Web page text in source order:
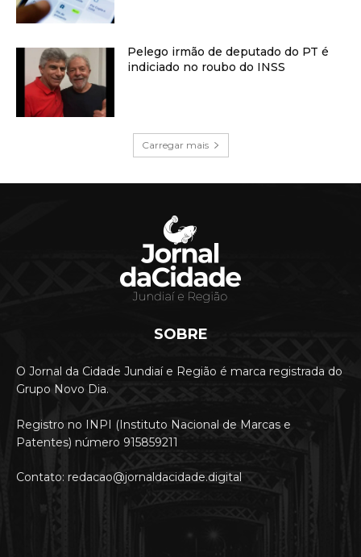
Pelego irmão de deputado do PT é
indiciado no roubo do INSS
Carregar mais
SOBRE
O Jornal da Cidade Jundiaí e Região é marca registrada do
Grupo Novo Dia.
Registro no INPI (Instituto Nacional de Marcas e
Patentes) número 915859211
Contato: redacao@jornaldacidade.digital